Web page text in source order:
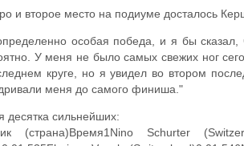
и второе место на подиуме досталось
особая победа, и я бы
У меня не было самых свежих ног
круге, но я увидел во втором
меня до самого финиша."
десятка сильнейших:
(страна)Время1Nino Schurter